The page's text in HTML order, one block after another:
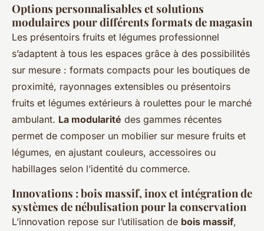
Options personnalisables et solutions
modulaires pour différents formats de magasin
Les présentoirs fruits et légumes professionnel
s’adaptent à tous les espaces grâce à des possibilités
sur mesure : formats compacts pour les boutiques de
proximité, rayonnages extensibles ou présentoirs
fruits et légumes extérieurs à roulettes pour le marché
ambulant. La modularité des gammes récentes
permet de composer un mobilier sur mesure fruits et
légumes, en ajustant couleurs, accessoires ou
habillages selon l’identité du commerce.
Innovations : bois massif, inox et intégration de
systèmes de nébulisation pour la conservation
L’innovation repose sur l’utilisation de bois massif,